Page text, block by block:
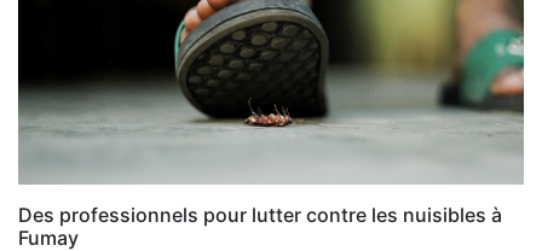
Des professionnels pour lutter contre les nuisibles à
Fumay